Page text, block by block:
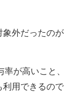
象外だったのが
が高いこと、
利用できるので